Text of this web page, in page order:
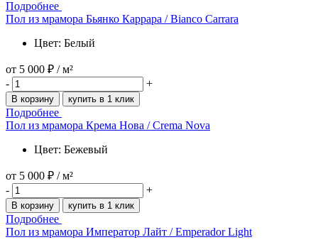
Подробнее
Пол из мрамора Бьянко Каррара / Bianco Carrara
Цвет: Белый
от 5 000 ₽ / м²
-
+
В корзину купить в 1 клик
Подробнее
Пол из мрамора Крема Нова / Crema Nova
Цвет: Бежевый
от 5 000 ₽ / м²
-
+
В корзину купить в 1 клик
Подробнее
Пол из мрамора Император Лайт / Emperador Light